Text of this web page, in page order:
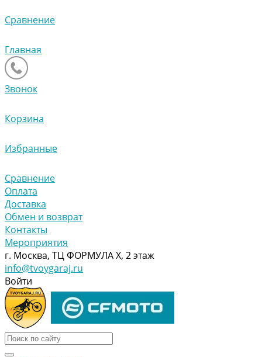
Сравнение
Главная
Звонок
Корзина
Избранные
Сравнение
Оплата
Доставка
Обмен и возврат
Контакты
Мероприятия
г. Москва, ТЦ ФОРМУЛА Х, 2 этаж
info@tvoygaraj.ru
Войти